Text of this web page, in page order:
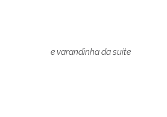
e varandinha da suíte